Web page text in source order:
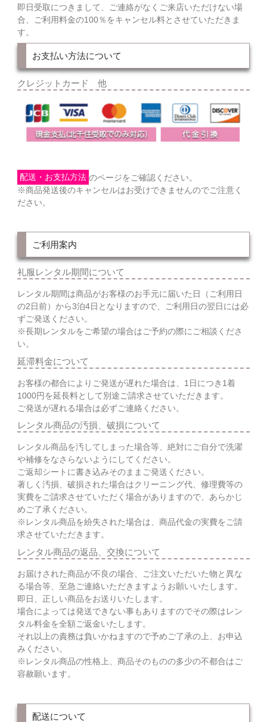
即日受取につきまして、ご連絡がなくご来店いただけない場
合、ご利用料金の100％をキャンセル料とさせていただきま
す。
お支払い方法について
クレジットカード 他
配送・お支払方法 のページをご確認ください。
※商品発送後のキャンセルはお受けできませんのでご注意く
ださい。
ご利用案内
礼服レンタル期間について
レンタル期間は商品がお客様のお手元に届いた日（ご利用日
の2日前）から3泊4日となりますので、ご利用日の翌日には必
ずご発送ください。
※長期レンタルをご希望の場合はご予約の際にご相談くださ
い。
延滞料金について
お客様の都合によりご発送が遅れた場合は、1日につき1着
1000円を延長料として別途ご請求させていただきます。
ご発送が遅れる場合は必ずご連絡ください。
レンタル商品の汚損、破損について
レンタル商品を汚してしまった場合等、絶対にご自分で洗濯
や補修をなさらないようにしてください。
ご返却シートに書き込みそのままご発送ください。
著しく汚損、破損された場合はクリーニング代、修理費等の
実費をご請求させていただく場合がありますので、あらかじ
めご了承ください。
※レンタル商品を紛失された場合は、商品代金の実費をご請
求させていただきます。
レンタル商品の返品、交換について
お届けされた商品が不良の場合、ご注文いただいた物と異な
る場合等、至急ご連絡いただきますようお願いいたします。
即日、正しい商品をお送りいたします。
場合によっては発送できない事もありますのでその際はレン
タル料金を全額ご返金いたします。
それ以上の責務は負いかねますので予めご了承の上、お申込
みください。
※レンタル商品の性格上、商品そのものの多少の不都合はご
容赦願います。
配送について